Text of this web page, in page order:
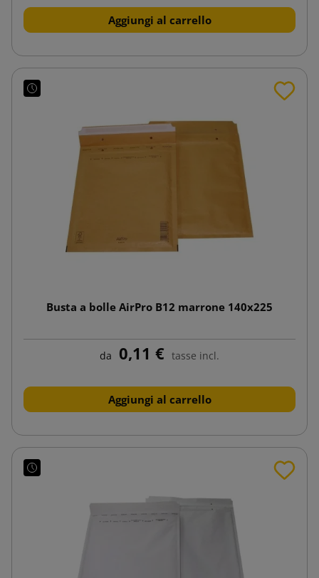
Aggiungi al carrello
Busta a bolle AirPro B12 marrone 140x225
da 0,11 € tasse incl.
Aggiungi al carrello